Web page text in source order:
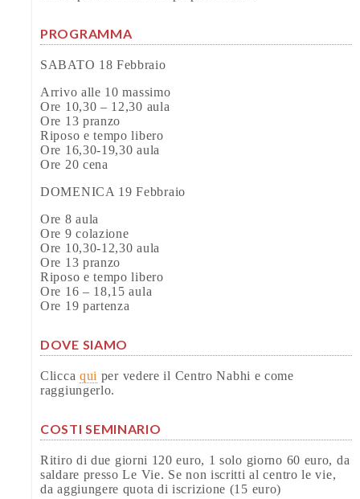
PROGRAMMA
SABATO 18 Febbraio
Arrivo alle 10 massimo
Ore 10,30 – 12,30 aula
Ore 13 pranzo
Riposo e tempo libero
Ore 16,30-19,30 aula
Ore 20 cena
DOMENICA 19 Febbraio
Ore 8 aula
Ore 9 colazione
Ore 10,30-12,30 aula
Ore 13 pranzo
Riposo e tempo libero
Ore 16 – 18,15 aula
Ore 19 partenza
DOVE SIAMO
Clicca qui per vedere il Centro Nabhi e come
raggiungerlo.
COSTI SEMINARIO
Ritiro di due giorni 120 euro, 1 solo giorno 60 euro, da
saldare presso Le Vie. Se non iscritti al centro le vie,
da aggiungere quota di iscrizione (15 euro)